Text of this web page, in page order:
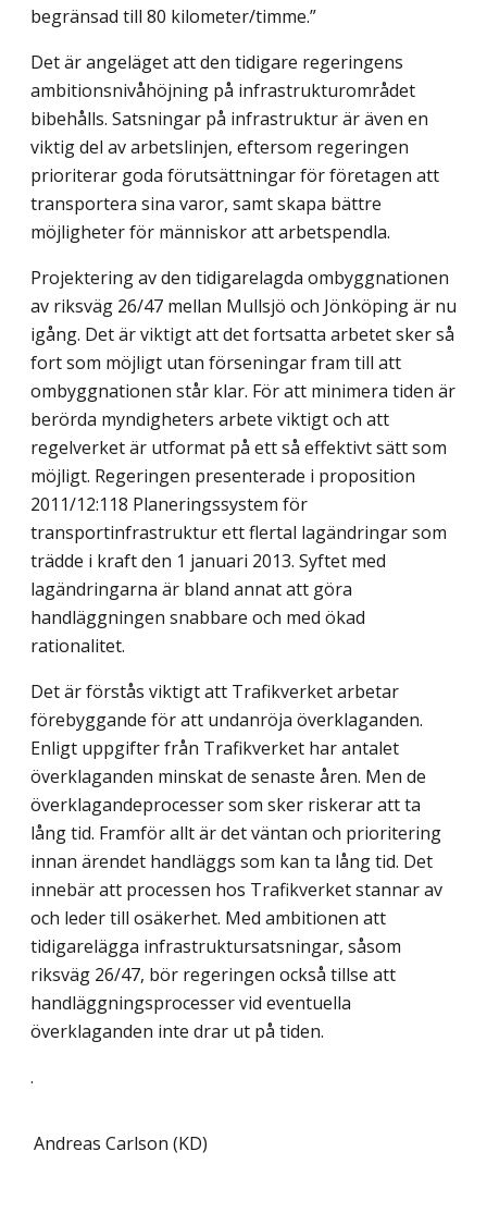
begränsad till 80 kilometer/timme.”
Det är angeläget att den tidigare regeringens
ambitionsnivåhöjning på infrastrukturområdet
bibehålls. Satsningar på infrastruktur är även en
viktig del av arbetslinjen, eftersom regeringen
prioriterar goda förutsättningar för företagen att
transportera sina varor, samt skapa bättre
möjligheter för människor att arbetspendla.
Projektering av den tidigarelagda ombyggnationen
av riksväg 26/47 mellan Mullsjö och Jönköping är nu
igång. Det är viktigt att det fortsatta arbetet sker så
fort som möjligt utan förseningar fram till att
ombyggnationen står klar. För att minimera tiden är
berörda myndigheters arbete viktigt och att
regelverket är utformat på ett så effektivt sätt som
möjligt. Regeringen presenterade i proposition
2011/12:118 Planeringssystem för
transportinfrastruktur ett flertal lagändringar som
trädde i kraft den 1 januari 2013. Syftet med
lagändringarna är bland annat att göra
handläggningen snabbare och med ökad
rationalitet.
Det är förstås viktigt att Trafikverket arbetar
förebyggande för att undanröja överklaganden.
Enligt uppgifter från Trafikverket har antalet
överklaganden minskat de senaste åren. Men de
överklagandeprocesser som sker riskerar att ta
lång tid. Framför allt är det väntan och prioritering
innan ärendet handläggs som kan ta lång tid. Det
innebär att processen hos Trafikverket stannar av
och leder till osäkerhet. Med ambitionen att
tidigarelägga infrastruktursatsningar, såsom
riksväg 26/47, bör regeringen också tillse att
handläggningsprocesser vid eventuella
överklaganden inte drar ut på tiden.
.
Andreas Carlson (KD)